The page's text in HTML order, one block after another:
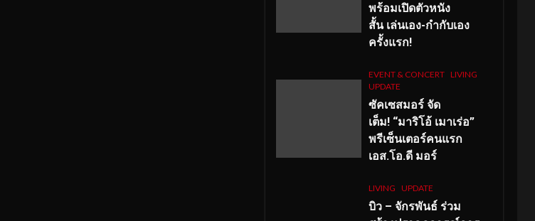
พร้อมเปิดตัวหนัง
สั้น เล่นเอง-กำกับเอง
ครั้งแรก!
EVENT & CONCERT LIVING
UPDATE
ซัคเซสมอร์ จัด
เต็ม! “มาริโอ้ เมาเร่อ”
พรีเซ็นเตอร์คนแรก
เอส.โอ.ดี มอร์
LIVING UPDATE
บิว – จักรพันธ์ ร่วม